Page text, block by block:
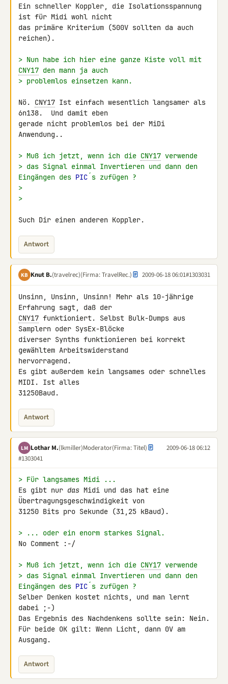
Ein schneller Koppler, die Isolationsspannung
ist für Midi wohl nicht
das primäre Kriterium (500V sollten da auch
reichen).
CNY17 den mann ja auch
> problemlos einsetzen kann.
Nö. CNY17 Ist einfach wesentlich langsamer als
6n138.  Und damit eben
gerade nicht problemlos bei der MiDi
Anwendung..
> Muß ich jetzt, wenn ich die CNY17 verwende
> das Signal einmal Invertieren und dann den
Eingängen des PIC ´s zufügen ?
>
>
Such Dir einen anderen Koppler.
Antwort
KB Knut B.(travelrec)(Firma: TravelRec.) 2009-06-18 06:01#1303031
Unsinn, Unsinn, Unsinn! Mehr als 10-jährige
CNY17 funktioniert. Selbst Bulk-Dumps aus
Samplern oder SysEx-Blöcke
diverser Synths funktionieren bei korrekt
gewähltem Arbeitswiderstand
hervorragend.
Es gibt außerdem kein langsames oder schnelles
MIDI. Ist alles
31250Baud.
Antwort
LM Lothar M.(lkmiller)Moderator(Firma: Titel)
2009-06-18 06:12
#1303041
> Für langsames Midi ...
Es gibt nur das Midi und das hat eine
Übertragungsgeschwindigkeit von
31250 Bits pro Sekunde (31,25 kBaud).
> ... oder ein enorm starkes Signal.
No Comment :-/
> Muß ich jetzt, wenn ich die CNY17 verwende
> das Signal einmal Invertieren und dann den
Eingängen des PIC ´s zufügen ?
Selber Denken kostet nichts, und man lernt
dabei ;-)
Das Ergebnis des Nachdenkens sollte sein: Nein.
Für beide OK gilt: Wenn Licht, dann 0V am
Ausgang.
Antwort